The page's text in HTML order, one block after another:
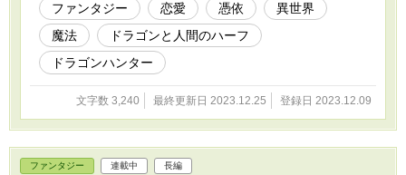
ファンタジー 恋愛 憑依
異世界
魔法
ドラゴンと人間のハーフ
ドラゴンハンター
文字数 3,240 最終更新日 2023.12.25 登録日 2023.12.09
ファンタジー 連載中 長編